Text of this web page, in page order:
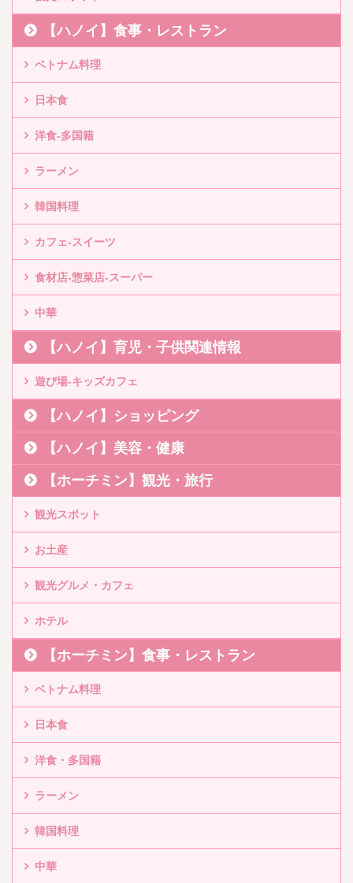
【ハノイ】食事・レストラン
ベトナム料理
日本食
洋食-多国籍
ラーメン
韓国料理
カフェ-スイーツ
食材店-惣菜店-スーパー
中華
【ハノイ】育児・子供関連情報
遊び場-キッズカフェ
【ハノイ】ショッピング
【ハノイ】美容・健康
【ホーチミン】観光・旅行
観光スポット
お土産
観光グルメ・カフェ
ホテル
【ホーチミン】食事・レストラン
ベトナム料理
日本食
洋食・多国籍
ラーメン
韓国料理
中華